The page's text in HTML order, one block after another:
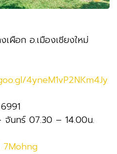
เผือก อ.เมืองเชียงใหม่
4yneM1vP2NKm4Jy
นทร์ 07.30 – 14.00น.